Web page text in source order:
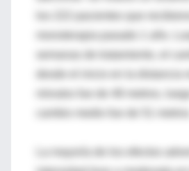
monoterapia pasado 1 año.
minutos fue de 48 metros,
La mayoría de los efectos